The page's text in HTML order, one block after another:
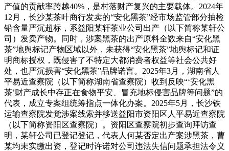
产值的贡献率跨越40%，是村落财产复兴的主要载体。2024年
12月，长沙某茶叶商行发卖的“安化黑茶”经市场监管部分抽检
铅含量严沉超标，系益阳某轩茶业公司出产（以下简称某轩公
司）发卖产物。同时，涉案黑茶的出产原料全数来自“安化黑
茶”地舆标记产物区域以外，未获得“安化黑茶”地舆标记和证
明商标授权，既侵害了不特定大都消费者权益等社会公共好
处，也严沉损害“安化黑茶”品牌诺言。2025年3月，湖南省人
平易近查察院（以下简称湖南省查察院）收到反映“‘安化黑
茶’财产成长中存正在食物平安、冒充地标侵害品牌等问题”的
代表，成立专案组统筹指点一体化办案。2025年5月，长沙铁
运输查察院发觉涉案线索并移送益阳市资阳区人平易近查察院
（以下简称资阳区查察院）。资阳区查察院初步查询拜访查
明，某轩公司已登记登记，代表人何某否定出产案涉黑茶，曹
某均未实缴出资，登记时许诺对公司违法失信问题承担法令义